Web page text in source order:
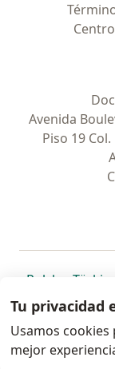
Avenida
Piso 19
Polska se
Türkiye
Portugal
se
Tu privacidad
Usamos
mejor